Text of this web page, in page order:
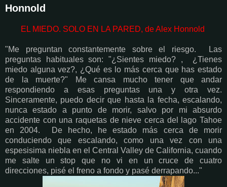
Honnold
EL MIEDO. SOLO EN LA PARED, de Alex Honnold
"Me preguntan constantemente sobre el riesgo. Las
preguntas habituales son: "¿Sientes miedo? , ¿Tienes
miedo alguna vez?, ¿Qué es lo más cerca que has estado
de la muerte?" Me cansa mucho tener que andar
respondiendo a esas preguntas una y otra vez.
Sinceramente, puedo decir que hasta la fecha, escalando,
nunca estado a punto de morir, salvo por mi absurdo
accidente con una raquetas de nieve cerca del lago Tahoe
en 2004. De hecho, he estado más cerca de morir
conduciendo que escalando, como una vez con una
espesisima niebla en el Central Valley de California, cuando
me salte un stop que no vi en un cruce de cuatro
direcciones, pisé el freno a fondo y pasé derrapando..."